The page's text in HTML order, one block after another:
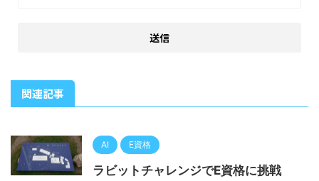
関連記事
AI E資格
ラビットチャレンジでE資格に挑戦